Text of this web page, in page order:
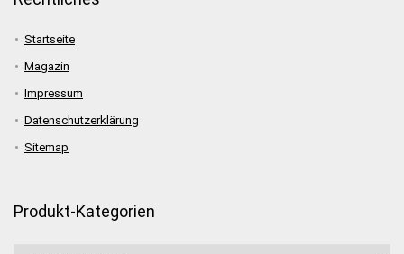
Startseite
Magazin
Impressum
Datenschutzerklärung
Sitemap
Produkt-Kategorien